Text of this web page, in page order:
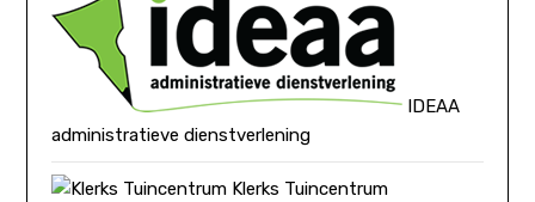
IDEAA
administratieve dienstverlening
Klerks Tuincentrum